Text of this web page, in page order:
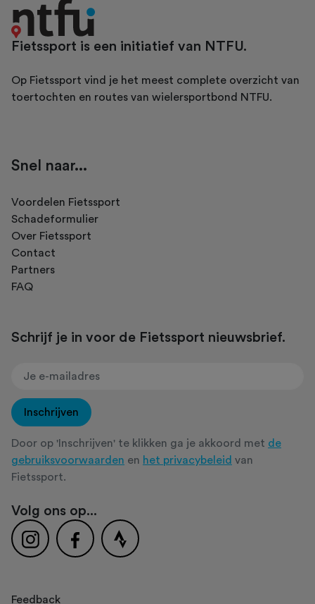
Fietssport is een initiatief van NTFU.
Op Fietssport vind je het meest complete overzicht van
toertochten en routes van wielersportbond NTFU.
Snel naar...
Voordelen Fietssport
Schadeformulier
Over Fietssport
Contact
Partners
FAQ
Schrijf je in voor de Fietssport nieuwsbrief.
Inschrijven
Door op 'Inschrijven' te klikken ga je akkoord met de
gebruiksvoorwaarden en het privacybeleid van
Fietssport.
Volg ons op...
Feedback